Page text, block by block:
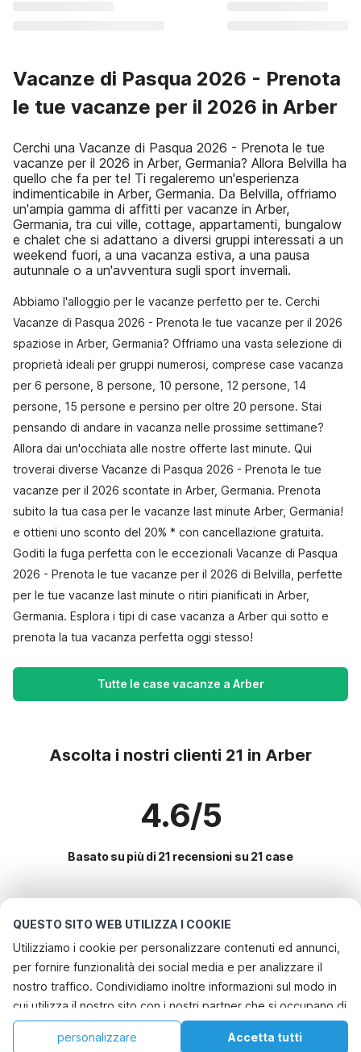
QUESTO SITO WEB UTILIZZA I COOKIE
Utilizziamo i cookie per personalizzare contenuti ed annunci,
per fornire funzionalità dei social media e per analizzare il
nostro traffico. Condividiamo inoltre informazioni sul modo in
cui utilizza il nostro sito con i nostri partner che si occupano di
analisi dei dati web, pubblicità e social media, i quali
potrebbero combinarle con altre informazioni che ha fornito
Accetta tutti
personalizzare
Vacanze di Pasqua 2026 - Prenota
le tue vacanze per il 2026 in Arber
Cerchi una Vacanze di Pasqua 2026 - Prenota le tue
vacanze per il 2026 in Arber, Germania? Allora Belvilla ha
quello che fa per te! Ti regaleremo un'esperienza
indimenticabile in Arber, Germania. Da Belvilla, offriamo
un'ampia gamma di affitti per vacanze in Arber,
Germania, tra cui ville, cottage, appartamenti, bungalow
e chalet che si adattano a diversi gruppi interessati a un
weekend fuori, a una vacanza estiva, a una pausa
autunnale o a un'avventura sugli sport invernali.
Abbiamo l'alloggio per le vacanze perfetto per te. Cerchi
Vacanze di Pasqua 2026 - Prenota le tue vacanze per il 2026
spaziose in Arber, Germania? Offriamo una vasta selezione di
proprietà ideali per gruppi numerosi, comprese case vacanza
per 6 persone, 8 persone, 10 persone, 12 persone, 14
persone, 15 persone e persino per oltre 20 persone. Stai
pensando di andare in vacanza nelle prossime settimane?
Allora dai un'occhiata alle nostre offerte last minute. Qui
troverai diverse Vacanze di Pasqua 2026 - Prenota le tue
vacanze per il 2026 scontate in Arber, Germania. Prenota
subito la tua casa per le vacanze last minute Arber, Germania!
e ottieni uno sconto del 20% * con cancellazione gratuita.
Goditi la fuga perfetta con le eccezionali Vacanze di Pasqua
2026 - Prenota le tue vacanze per il 2026 di Belvilla, perfette
per le tue vacanze last minute o ritiri pianificati in Arber,
Germania. Esplora i tipi di case vacanza a Arber qui sotto e
prenota la tua vacanza perfetta oggi stesso!
Tutte le case vacanze a Arber
Ascolta i nostri clienti 21 in Arber
4.6/5
Basato su più di 21 recensioni su 21 case
Le destinazioni più popolari per le
vacanze
Servizi più popolari per le vacanze in Arber
Casa vacanze in un'area sciistica
Casa vacanze in campagna
Casa vacanze con giardino
Le migliori regioni con i migliori servizi per le vacanze
Casa vacanze a misura di bambino mecklenburgo-pomerania
Città con i migliori servizi per le vacanze